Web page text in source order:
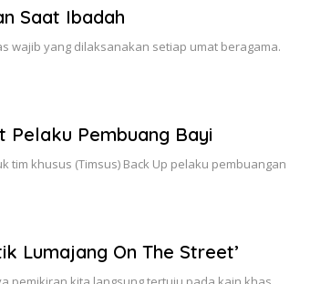
Saat Ibadah
wajib yang dilaksanakan setiap umat beragama.
Pelaku Pembuang Bayi
tim khusus (Timsus) Back Up pelaku pembuangan
Lumajang On The Street’